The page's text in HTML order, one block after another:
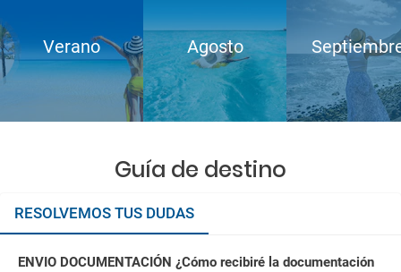
Verano Agosto
Guía de destino
RESOLVEMOS TUS DUDAS
ENVIO DOCUMENTACIÓN ¿Cómo recibiré la documentación